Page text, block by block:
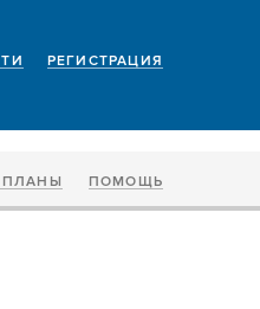
РЕГИСТРАЦИЯ
ПЛАНЫ ПОМОЩЬ